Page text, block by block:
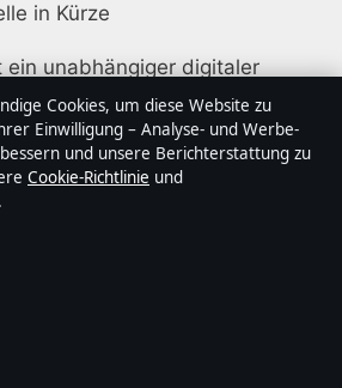
in Kürze
unabhängiger digitaler
mit Fokus auf Politik, Wirtschaft,
in Deutschland. Jeder Artikel
von einem Redakteur geprüft
faktengecheckt.
Cookies, um diese Website zu
Einwilligung – Analyse- und Werbe-
und unsere Berichterstattung zu
Cookie-Richtlinie und
.